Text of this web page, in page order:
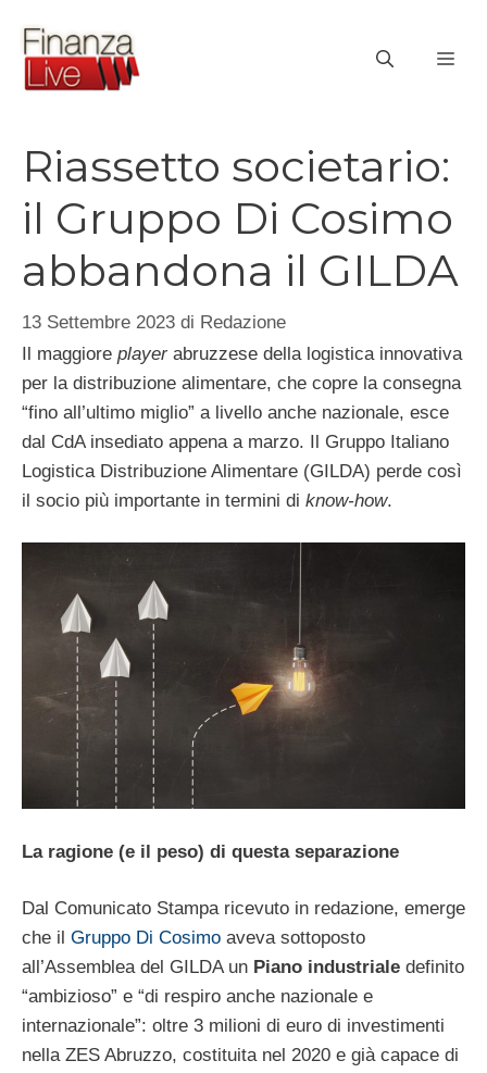
contenuto
Riassetto societario:
il Gruppo Di Cosimo
abbandona il GILDA
13 Settembre 2023 di Redazione
Il maggiore playerabruzzese della logistica innovativa
per la distribuzione alimentare, che copre la consegna
“fino all’ultimo miglio” a livello anche nazionale, esce
dal CdA insediato appena a marzo. Il Gruppo Italiano
Logistica Distribuzione Alimentare (GILDA) perde così
il socio più importante in termini di know-how.
La ragione (e il peso) di questa separazione
Dal Comunicato Stampa ricevuto in redazione, emerge
che il Gruppo Di Cosimo aveva sottoposto
all’Assemblea del GILDA un Piano industriale definito
“ambizioso” e “di respiro anche nazionale e
internazionale”: oltre 3 milioni di euro di investimenti
nella ZES Abruzzo, costituita nel 2020 e già capace di